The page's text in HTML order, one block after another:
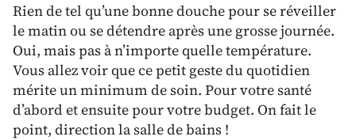
Rien de tel qu’une bonne douche pour se réveiller
le matin ou se détendre après une grosse journée.
Oui, mais pas à n’importe quelle température.
Vous allez voir que ce petit geste du quotidien
mérite un minimum de soin. Pour votre santé
d’abord et ensuite pour votre budget. On fait le
point, direction la salle de bains !